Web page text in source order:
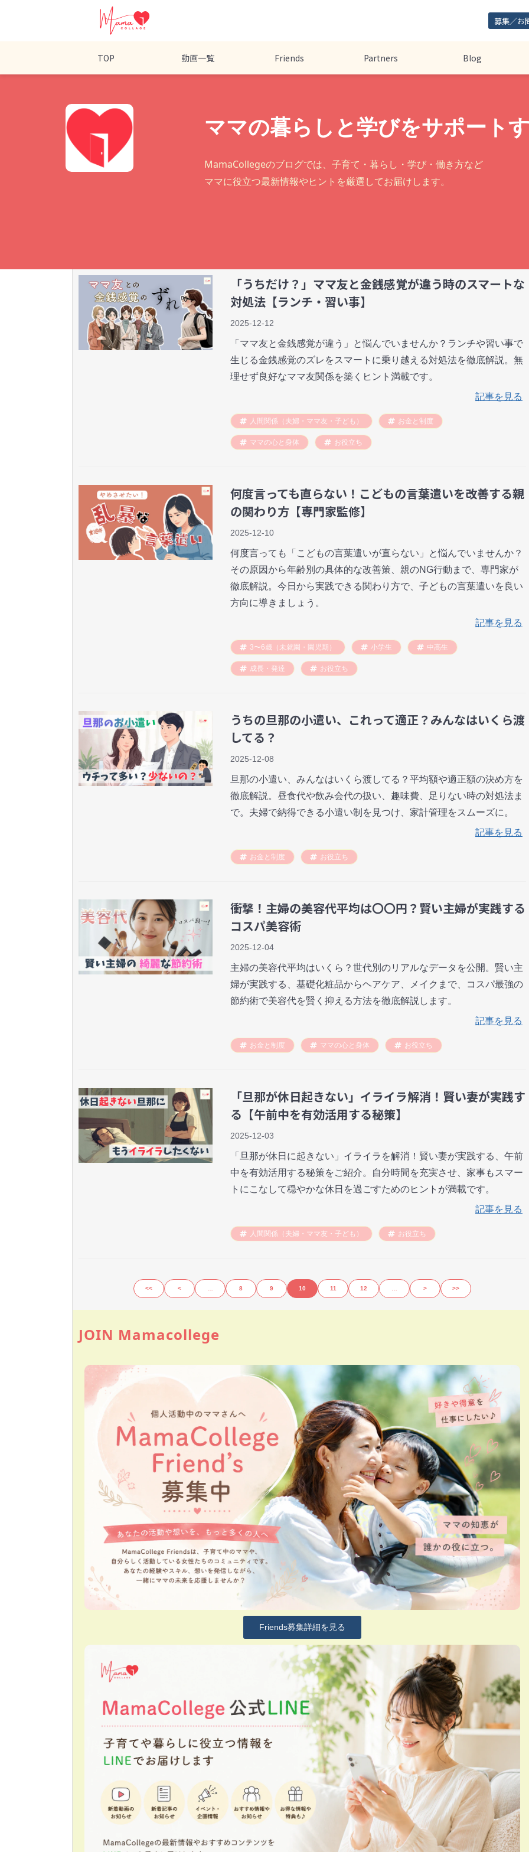
募集／お
TOP 動画一覧 Friends Partners Blog
ママの暮らしと学びをサポート
MamaCollegeのブログでは、子育て・暮らし・学び・働き方など
ママに役立つ最新情報やヒントを厳選してお届けします。
「うちだけ？」ママ友と金銭感覚が違う時のスマートな
対処法【ランチ・習い事】
2025-12-12
「ママ友と金銭感覚が違う」と悩んでいませんか？ランチや習い事で
生じる金銭感覚のズレをスマートに乗り越える対処法を徹底解説。無
理せず良好なママ友関係を築くヒント満載です。
記事を見る
人間関係（夫婦・ママ友・子ども） お金と制度
ママの心と身体 お役立ち
何度言っても直らない！こどもの言葉遣いを改善する親
の関わり方【専門家監修】
2025-12-10
何度言っても「こどもの言葉遣いが直らない」と悩んでいませんか？
その原因から年齢別の具体的な改善策、親のNG行動まで、専門家が
徹底解説。今日から実践できる関わり方で、子どもの言葉遣いを良い
方向に導きましょう。
記事を見る
3〜6歳（未就園・園児期） 小学生 中高生
成長・発達 お役立ち
うちの旦那の小遣い、これって適正？みんなはいくら渡
してる？
2025-12-08
旦那の小遣い、みんなはいくら渡してる？平均額や適正額の決め方を
徹底解説。昼食代や飲み会代の扱い、趣味費、足りない時の対処法ま
で。夫婦で納得できる小遣い制を見つけ、家計管理をスムーズに。
記事を見る
お金と制度 お役立ち
衝撃！主婦の美容代平均は〇〇円？賢い主婦が実践する
コスパ美容術
2025-12-04
主婦の美容代平均はいくら？世代別のリアルなデータを公開。賢い主
婦が実践する、基礎化粧品からヘアケア、メイクまで、コスパ最強の
節約術で美容代を賢く抑える方法を徹底解説します。
記事を見る
お金と制度 ママの心と身体 お役立ち
「旦那が休日起きない」イライラ解消！賢い妻が実践す
る【午前中を有効活用する秘策】
2025-12-03
「旦那が休日に起きない」イライラを解消！賢い妻が実践する、午前
中を有効活用する秘策をご紹介。自分時間を充実させ、家事もスマー
トにこなして穏やかな休日を過ごすためのヒントが満載です。
記事を見る
人間関係（夫婦・ママ友・子ども） お役立ち
<< < 8 9 10 11 12 > >>
JOIN Mamacollege
Friends募集詳細を見る